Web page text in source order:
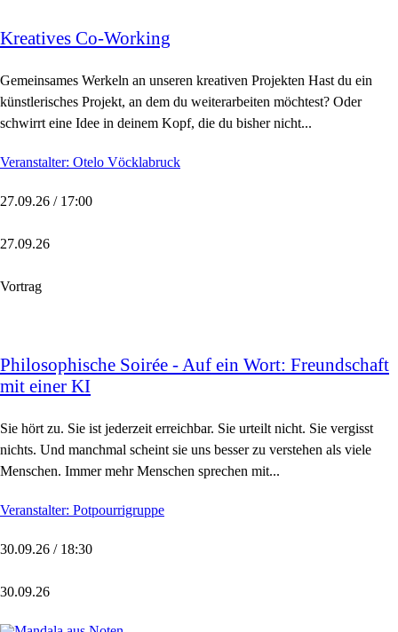
Kreatives Co-Working
Gemeinsames Werkeln an unseren kreativen Projekten Hast du ein
künstlerisches Projekt, an dem du weiterarbeiten möchtest? Oder
schwirrt eine Idee in deinem Kopf, die du bisher nicht...
Veranstalter: Otelo Vöcklabruck
27.09.26 / 17:00
27.09.26
Vortrag
Philosophische Soirée - Auf ein Wort: Freundschaft
mit einer KI
Sie hört zu. Sie ist jederzeit erreichbar. Sie urteilt nicht. Sie vergisst
nichts. Und manchmal scheint sie uns besser zu verstehen als viele
Menschen. Immer mehr Menschen sprechen mit...
Veranstalter: Potpourrigruppe
30.09.26 / 18:30
30.09.26